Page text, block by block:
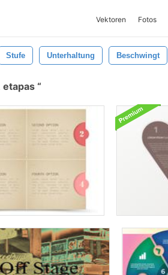
Vektoren Fotos
Stufe Unterhaltung Beschwingt
etapas